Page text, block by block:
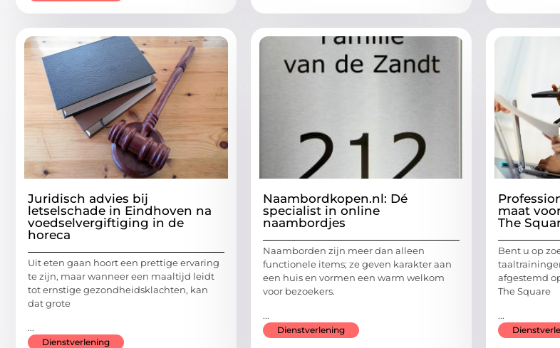
Juridisch advies bij
letselschade in Eindhoven na
voedselvergiftiging in de
horeca
Uit eten gaan hoort een prettige ervaring
te zijn, maar wanneer een maaltijd leidt
tot ernstige gezondheidsklachten, kan
dat grote
...
Dienstverlening
Naambordkopen.nl: Dé
specialist in online
naambordjes
Naamborden zijn meer dan alleen
functionele items; ze geven karakter aan
een huis en vormen een warm welkom
voor bezoekers.
...
Dienstverlening
maat
The
Bent u op
afgestemd
The Square
...